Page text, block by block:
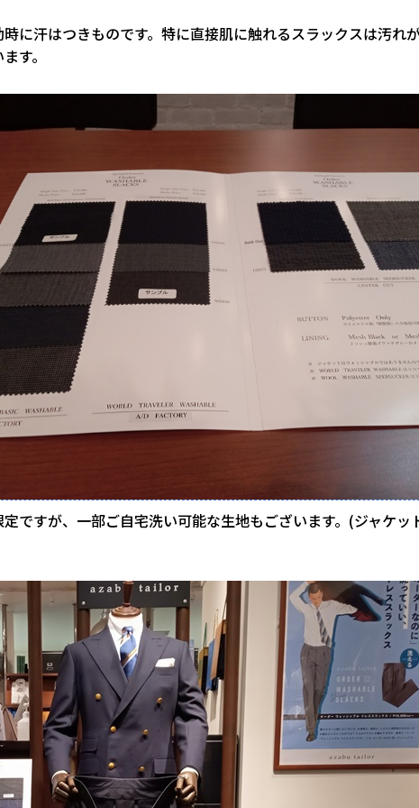
時に汗はつきものです。特に直接肌に触れるスラックスは汚れ
す。
定ですが、一部ご自宅洗い可能な生地もございます。(ジャケッ